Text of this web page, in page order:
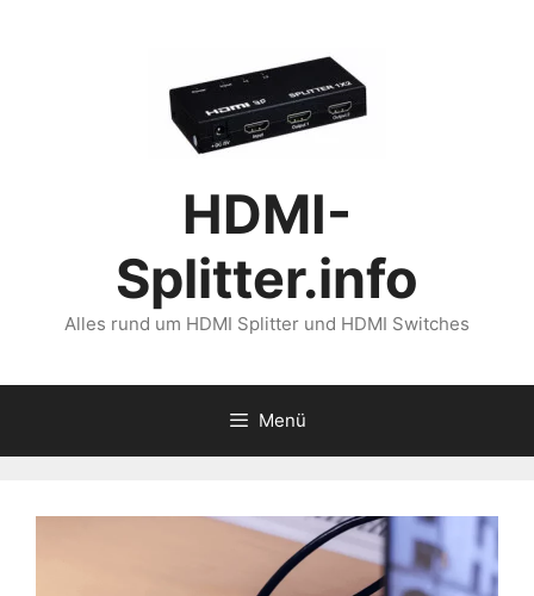
HDMI-
Splitter.info
Alles rund um HDMI Splitter und HDMI Switches
Menü